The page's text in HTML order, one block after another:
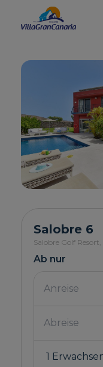
Salobre 6
Salobre Golf Resort,
Ab nur